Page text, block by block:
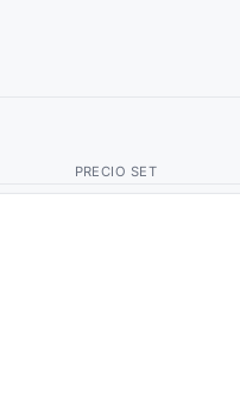
PRECIO SET